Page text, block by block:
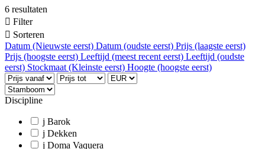
6 resultaten
 Filter
 Sorteren
Datum (Nieuwste eerst) Datum (oudste eerst) Prijs (laagste eerst)
Prijs (hoogste eerst) Leeftijd (meest recent eerst) Leeftijd (oudste
eerst) Stockmaat (Kleinste eerst) Hoogte (hoogste eerst)
Discipline
j Barok
j Dekken
j Doma Vaquera